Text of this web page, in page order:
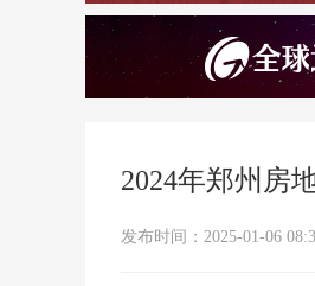
2024年郑州房
发布时间：2025-01-06